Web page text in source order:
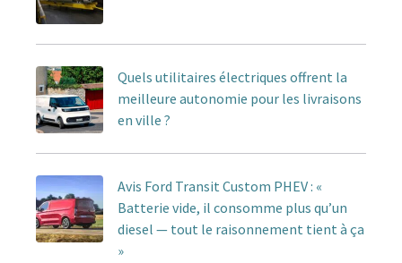
Quels utilitaires électriques offrent la
meilleure autonomie pour les livraisons
en ville ?
Avis Ford Transit Custom PHEV : «
Batterie vide, il consomme plus qu’un
diesel — tout le raisonnement tient à ça
»